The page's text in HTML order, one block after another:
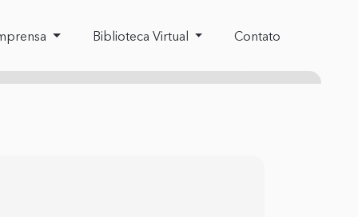
Biblioteca Virtual Contato